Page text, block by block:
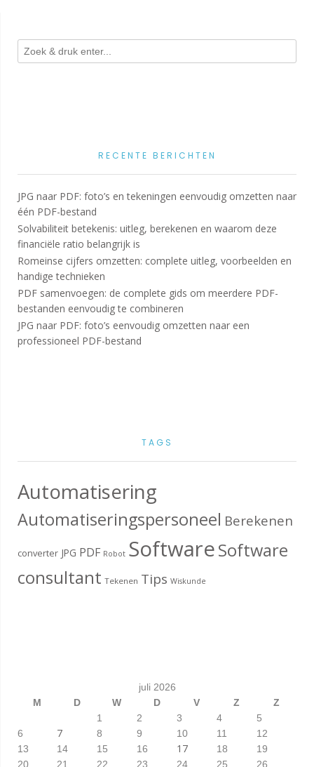
RECENTE BERICHTEN
JPG naar PDF: foto’s en tekeningen eenvoudig omzetten naar
één PDF-bestand
Solvabiliteit betekenis: uitleg, berekenen en waarom deze
financiële ratio belangrijk is
Romeinse cijfers omzetten: complete uitleg, voorbeelden en
handige technieken
PDF samenvoegen: de complete gids om meerdere PDF-
bestanden eenvoudig te combineren
JPG naar PDF: foto’s eenvoudig omzetten naar een
professioneel PDF-bestand
TAGS
Automatisering
Automatiseringspersoneel Berekenen
converter JPG PDF Robot SoftwareSoftware
consultant Tekenen Tips Wiskunde
juli 2026
M
D W D V Z
Z
1
2 3 4
5
6
7 8 9 10 11
12
13
14 15 16 17 18
19
20
21 22 23 24 25 26